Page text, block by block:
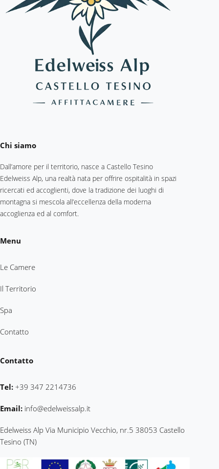
Chi siamo
Dall’amore per il territorio, nasce a Castello Tesino
Edelweiss Alp, una realtà nata per offrire ospitalità in spazi
ricercati ed accoglienti, dove la tradizione dei luoghi di
montagna si mescola all’eccellenza della moderna
accoglienza ed al comfort.
Menu
Le Camere
Il Territorio
Spa
Contatto
Contatto
Tel: +39 347 2214736
Email: info@edelweissalp.it
Edelweiss Alp Via Municipio Vecchio, nr.5 38053 Castello
Tesino (TN)